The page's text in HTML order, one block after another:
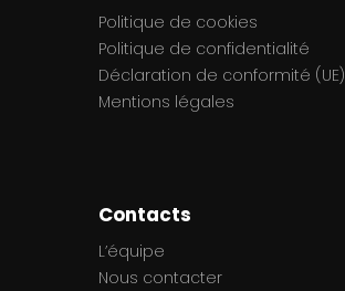
Politique de cookies
Politique de confidentialité
Déclaration de conformité (UE)
Mentions légales
Contacts
L’équipe
Nous contacter